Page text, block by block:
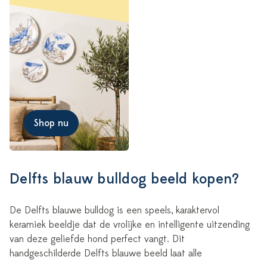
Shop nu
Delfts blauw bulldog beeld kopen?
De Delfts blauwe bulldog is een speels, karaktervol
keramiek beeldje dat de vrolijke en intelligente uitzending
van deze geliefde hond perfect vangt. Dit
handgeschilderde Delfts blauwe beeld laat alle